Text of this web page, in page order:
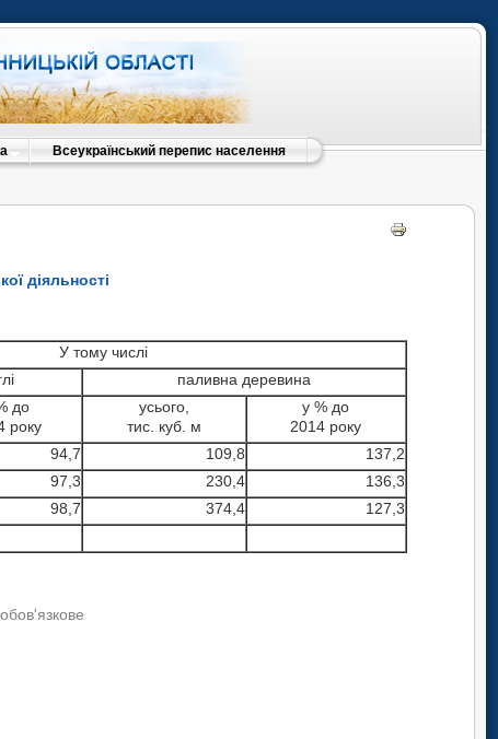
Всеукраїнський перепис населення
діяльності
У тому числі
паливна деревина
до
року
усього,
тис. куб. м
у % до
2014 року
94,7 109,8
137,2
97,3 230,4
136,3
98,7 374,4
127,3